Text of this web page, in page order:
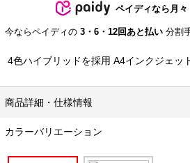
ペイディなら月々
今ならペイディの 3・6・12回あと払い 分割
4色ハイブリッドを採用 A4インクジェッ
商品詳細・仕様情報
カラーバリエーション